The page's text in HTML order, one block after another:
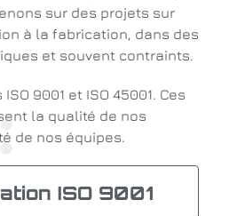
sur des projets sur
à la fabrication, dans des
et souvent contraints.
9001 et ISO 45001. Ces
la qualité de nos
de nos équipes.
ISO 9001